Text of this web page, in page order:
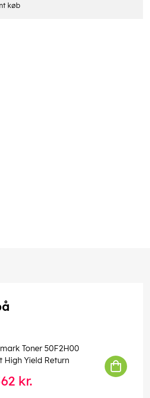
køb
Toner 50F2H00
High Yield Return
kr.